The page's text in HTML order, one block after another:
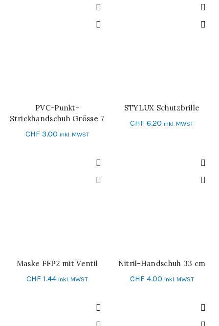
IN DEN WARENKORB
PVC-Punkt-
Strickhandschuh Grösse 7
CHF 3.00 inkl. MWST
IN DEN WARENKORB
STYLUX Schutzbrille
CHF 6.20 inkl. MWST
IN DEN WARENKORB
Maske FFP2 mit Ventil
CHF 1.44 inkl. MWST
SCHNELL-EINKAUF
Nitril-Handschuh 33 cm
CHF 4.00 inkl. MWST